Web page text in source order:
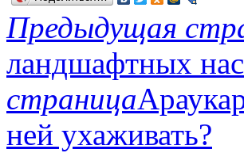
Предыдущая
ландшафтных
страница
ней ухаживать?